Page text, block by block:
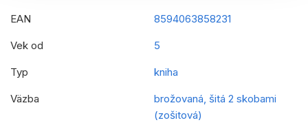
EAN 8594063858231
Vek od 5
Typ kniha
Väzba
brožovaná, šitá 2 skobami
(zošitová)